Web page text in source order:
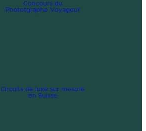
Concours du
Phototgraphe Voyageur
Circuits de luxe sur mesure
en Suisse